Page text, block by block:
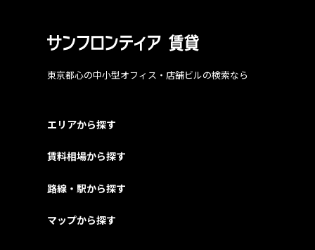
東京都心の中小型オフィス・店舗ビルの検索なら
エリアから探す
賃料相場から探す
路線・駅から探す
マップから探す